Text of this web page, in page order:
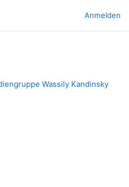
Anmelden
Wassily Kandinsky